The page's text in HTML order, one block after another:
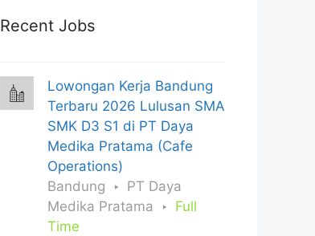
Recent Jobs
Lowongan Kerja Bandung
Terbaru 2026 Lulusan SMA
SMK D3 S1 di PT Daya
Medika Pratama (Cafe
Operations)
Bandung
PT Daya
Medika Pratama
Full
Time